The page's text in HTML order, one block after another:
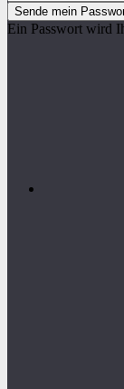
Ein Passwort wird